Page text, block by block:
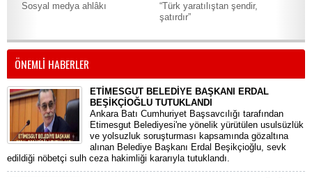
Sosyal medya ahlâkı
“Türk yaratılıştan şendir,
şatırdır”
ÖNEMLİ HABERLER
ETİMESGUT BELEDİYE BAŞKANI ERDAL
BEŞİKÇİOĞLU TUTUKLANDI
Ankara Batı Cumhuriyet Başsavcılığı tarafından
Etimesgut Belediyesi'ne yönelik yürütülen usulsüzlük
ve yolsuzluk soruşturması kapsamında gözaltına
alınan Belediye Başkanı Erdal Beşikçioğlu, sevk
edildiği nöbetçi sulh ceza hakimliği kararıyla tutuklandı.